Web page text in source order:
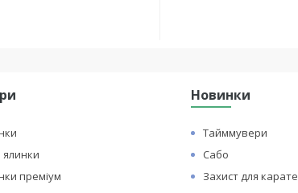
ялинки
преміум
Новинки
Тайммувери
Сабо
Захист для карате